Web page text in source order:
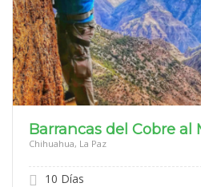
Barrancas del Cobre al
Chihuahua, La Paz
10 Días